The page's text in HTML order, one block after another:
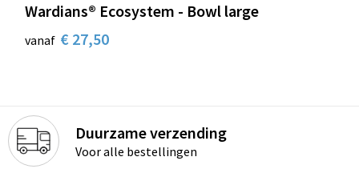
Wardians® Ecosystem - Bowl large
vanaf € 27,50
Duurzame verzending
Voor alle bestellingen